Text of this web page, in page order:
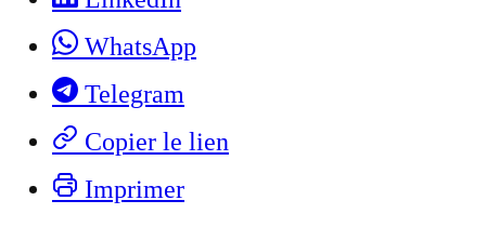
WhatsApp
Telegram
Copier le lien
Imprimer